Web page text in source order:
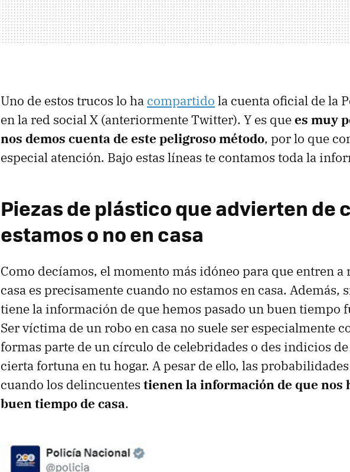
Uno de estos trucos lo ha compartido la cuenta oficial de la
en la red social X (anteriormente Twitter). Y es quees muy
nos demos cuenta de este peligroso método, por lo que
especial atención. Bajo estas líneas te contamos toda la
Piezas de plástico que advierten de
estamos o no en casa
Como decíamos, el momento más idóneo para que entren a
casa es precisamente cuando no estamos en casa. Además,
tiene la información de que hemos pasado un buen tiempo
Ser víctima de un robo en casa no suele ser especialmente
formas parte de un círculo de celebridades o des indicios de
cierta fortuna en tu hogar. A pesar de ello, las
cuando los delincuentes tienen la información de que nos
buen tiempo de casa.